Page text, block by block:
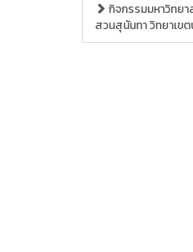
กิจกรรมมหาวิทย
สวนสุนันทา วิทยาเข